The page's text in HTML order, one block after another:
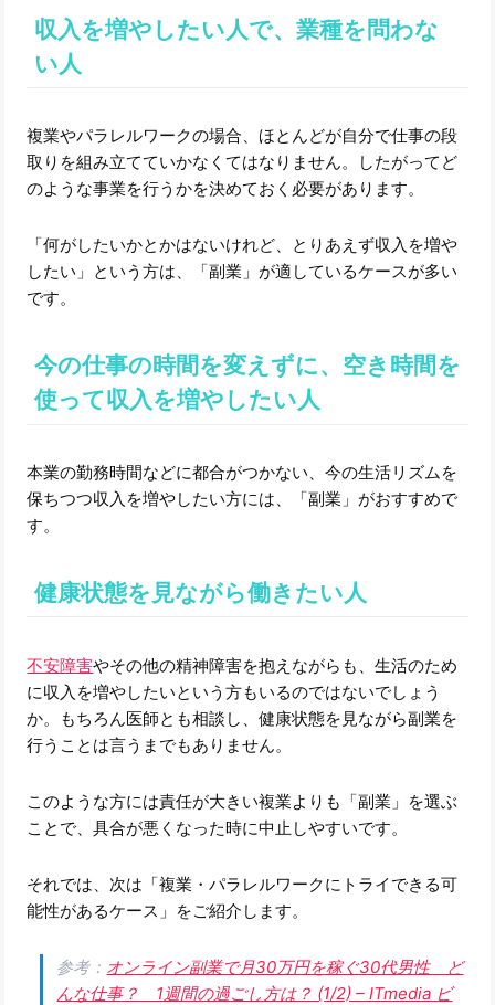
収入を増やしたい人で、業種を問わな
い人
複業やパラレルワークの場合、ほとんどが自分で仕事の段
取りを組み立てていかなくてはなりません。したがってど
のような事業を行うかを決めておく必要があります。
「何がしたいかとかはないけれど、とりあえず収入を増や
したい」という方は、「副業」が適しているケースが多い
です。
今の仕事の時間を変えずに、空き時間を
使って収入を増やしたい人
本業の勤務時間などに都合がつかない、今の生活リズムを
保ちつつ収入を増やしたい方には、「副業」がおすすめで
す。
健康状態を見ながら働きたい人
不安障害やその他の精神障害を抱えながらも、生活のため
に収入を増やしたいという方もいるのではないでしょう
か。もちろん医師とも相談し、健康状態を見ながら副業を
行うことは言うまでもありません。
このような方には責任が大きい複業よりも「副業」を選ぶ
ことで、具合が悪くなった時に中止しやすいです。
それでは、次は「複業・パラレルワークにトライできる可
能性があるケース」をご紹介します。
参考： オンライン副業で月30万円を稼ぐ30代男性 ど
んな仕事？ 1週間の過ごし方は？ (1/2) – ITmedia ビ